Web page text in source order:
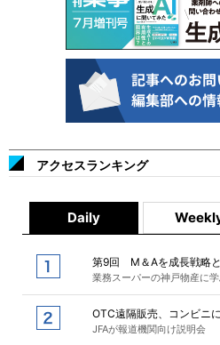
アクセスランキング
Daily
第9回 M＆Aを成長戦略
業務スーパーの神戸物産に
OTC遠隔販売、コンビニ
JFAが報道機関向け説明会